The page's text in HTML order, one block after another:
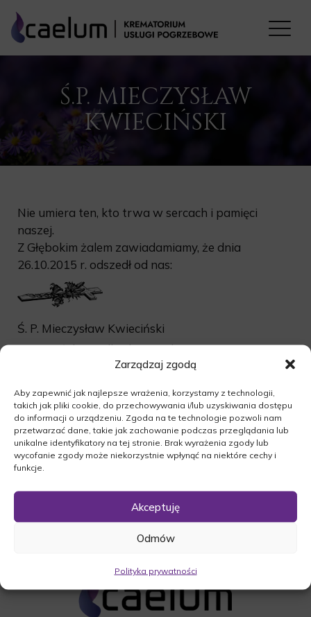
Zarządzaj zgodą
Aby zapewnić jak najlepsze wrażenia, korzystamy z technologii,
takich jak pliki cookie, do przechowywania i/lub uzyskiwania dostępu
do informacji o urządzeniu. Zgoda na te technologie pozwoli nam
przetwarzać dane, takie jak zachowanie podczas przeglądania lub
unikalne identyfikatory na tej stronie. Brak wyrażenia zgody lub
wycofanie zgody może niekorzystnie wpłynąć na niektóre cechy i
funkcje.
Akceptuję
Odmów
Polityka prywatności
Ś.P. MIECZYSŁAW
KWIECIŃSKI
Nie umiera ten, kto trwa w sercach i pamięci
naszej.
Z Głębokim żalem zawiadamiamy, że dnia
26.10.2015 r. odszedł od nas:
Ś. P. Mieczysław Kwieciński
Msza żałobna odbędzie się dnia 29.10.2015 r. o
godzinie 12:00 w Kościele p.w. Niepokalanego
Ceremonia pogrzebowa na cmentarzu
komunalnym w Międzychodzie po mszy świętej o
godzinie 13:00.
O czym zawiadamia pogrążona w smutku
Rodzina.